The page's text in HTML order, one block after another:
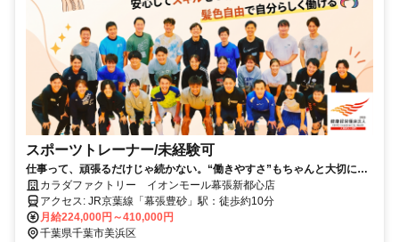
スポーツトレーナー/未経験可
仕事って、頑張るだけじゃ続かない。“働きやすさ”もちゃんと大切にし
ています。
カラダファクトリー イオンモール幕張新都心店
アクセス: JR京葉線「幕張豊砂」駅：徒歩約10分
月給224,000円～410,000円
千葉県千葉市美浜区